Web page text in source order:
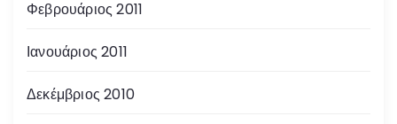
Φεβρουάριος 2011
Ιανουάριος 2011
Δεκέμβριος 2010